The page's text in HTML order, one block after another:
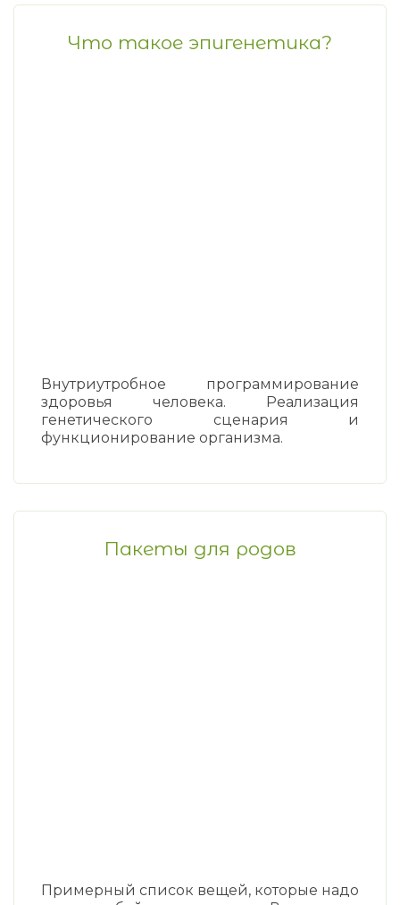
Что такое эпигенетика?
Внутриутробное программирование
здоровья человека. Реализация
генетического сценария и
функционирование организма.
Пакеты для родов
Примерный список вещей, которые надо